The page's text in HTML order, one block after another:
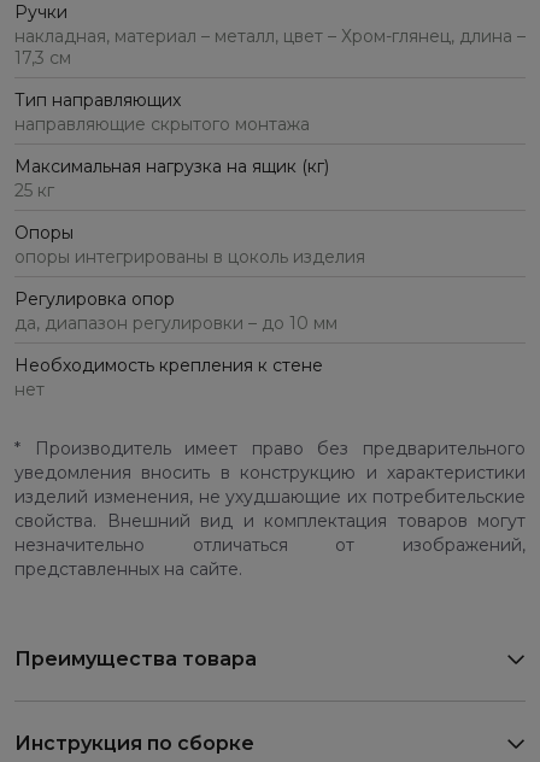
Ручки
накладная, материал – металл, цвет – Хром-глянец, длина –
17,3 см
Тип направляющих
направляющие скрытого монтажа
Максимальная нагрузка на ящик (кг)
25 кг
Опоры
опоры интегрированы в цоколь изделия
Регулировка опор
да, диапазон регулировки – до 10 мм
Необходимость крепления к стене
нет
* Производитель имеет право без предварительного
уведомления вносить в конструкцию и характеристики
изделий изменения, не ухудшающие их потребительские
свойства. Внешний вид и комплектация товаров могут
незначительно отличаться от изображений,
представленных на сайте.
Преимущества товара
Инструкция по сборке